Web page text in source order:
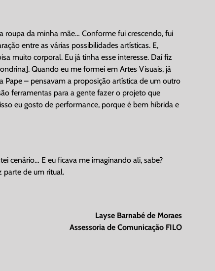
roupa da minha mãe… Conforme fui crescendo, fui
entre as várias possibilidades artísticas. E,
muito corporal. Eu já tinha esse interesse. Daí fiz
Quando eu me formei em Artes Visuais, já
Pape – pensavam a proposição artística de um outro
ferramentas para a gente fazer o projeto que
eu gosto de performance, porque é bem híbrida e
cenário… E eu ficava me imaginando ali, sabe?
parte de um ritual.
Layse Barnabé de Moraes
Assessoria de Comunicação FILO